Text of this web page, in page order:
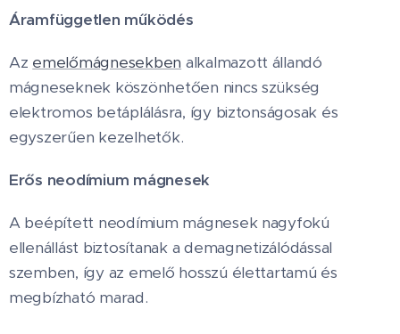
Áramfüggetlen működés
Az emelőmágnesekben alkalmazott állandó
mágneseknek köszönhetően nincs szükség
elektromos betáplálásra, így biztonságosak és
egyszerűen kezelhetők.
Erős neodímium mágnesek
A beépített neodímium mágnesek nagyfokú
ellenállást biztosítanak a demagnetizálódással
szemben, így az emelő hosszú élettartamú és
megbízható marad.